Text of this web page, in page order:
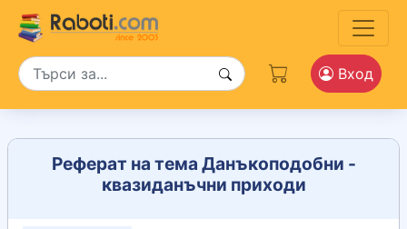
Вход
Реферат на тема Данъкоподобни -
квазиданъчни приходи